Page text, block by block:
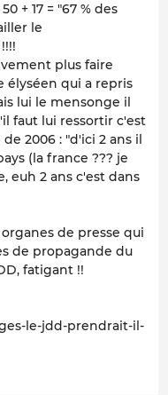
+ 17 = "67 % des
le
plus faire
élyséen qui a repris
lui le mensonge il
faut lui ressortir c'est
2006 : "d'ici 2 ans il
(la france ??? je
euh 2 ans c'est dans
de presse qui
de propagande du
fatigant !!
le-jdd-prendrait-il-